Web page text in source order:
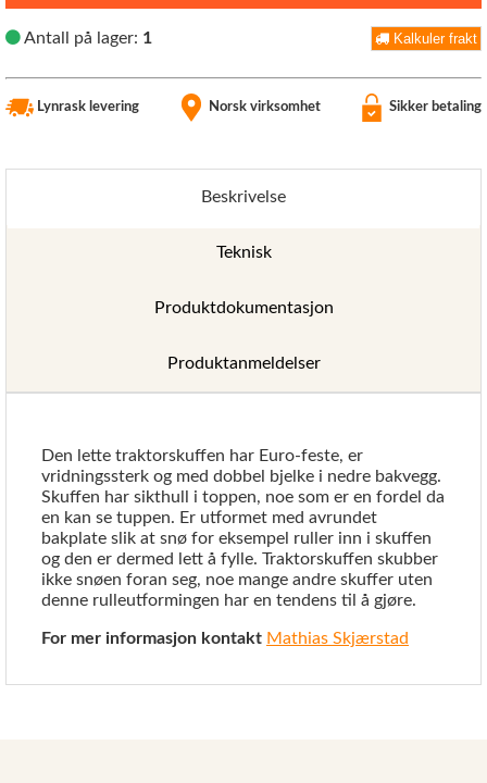
Antall på lager: 1 Kalkuler frakt
Lynrask levering Norsk virksomhet Sikker betaling
Beskrivelse
Teknisk
Produktdokumentasjon
Produktanmeldelser
Den lette traktorskuffen har Euro-feste, er
vridningssterk og med dobbel bjelke i nedre bakvegg.
Skuffen har sikthull i toppen, noe som er en fordel da
en kan se tuppen. Er utformet med avrundet
bakplate slik at snø for eksempel ruller inn i skuffen
og den er dermed lett å fylle. Traktorskuffen skubber
ikke snøen foran seg, noe mange andre skuffer uten
denne rulleutformingen har en tendens til å gjøre.
For mer informasjon kontakt Mathias Skjærstad